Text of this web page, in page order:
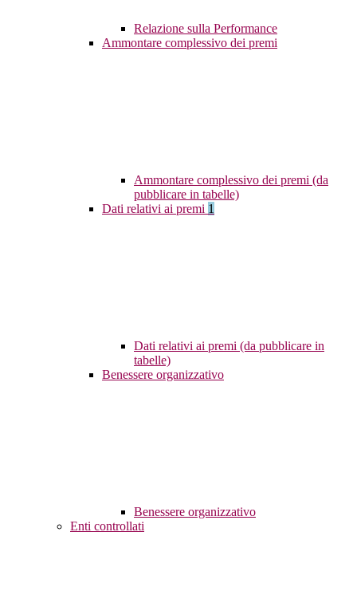
Relazione sulla Performance
Ammontare complessivo dei premi
Ammontare complessivo dei premi (da
pubblicare in tabelle)
Dati relativi ai premi 1
Dati relativi ai premi (da pubblicare in
tabelle)
Benessere organizzativo
Benessere organizzativo
Enti controllati